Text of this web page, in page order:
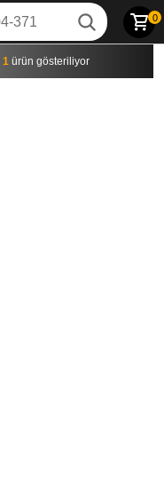
0
1 ürün gösteriliyor